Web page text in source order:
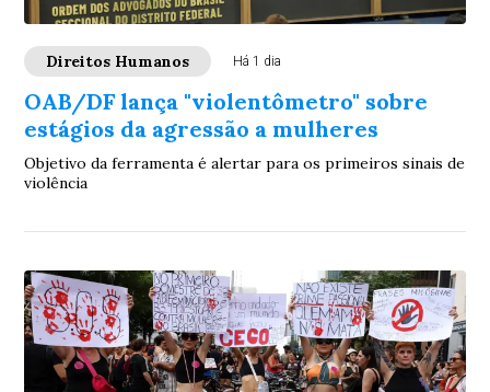
Direitos Humanos Há 1 dia
OAB/DF lança "violentômetro" sobre
estágios da agressão a mulheres
Objetivo da ferramenta é alertar para os primeiros sinais de
violência